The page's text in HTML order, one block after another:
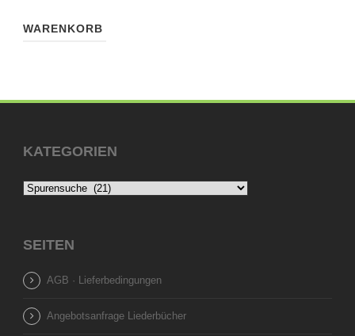
WARENKORB
KATEGORIEN
SEITEN
AGB · Lieferbedingungen
Angebotsanfrage Liederbücher